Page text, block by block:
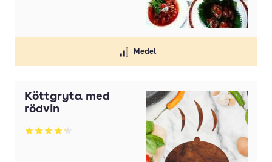
Medel
Köttgryta med
rödvin
Betyg: 4.2 av 5